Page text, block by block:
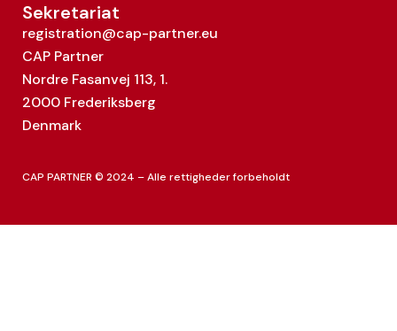
Sekretariat
registration@cap-partner.eu
CAP Partner
Nordre Fasanvej 113, 1.
2000 Frederiksberg
Denmark
CAP PARTNER © 2024 – Alle rettigheder forbeholdt